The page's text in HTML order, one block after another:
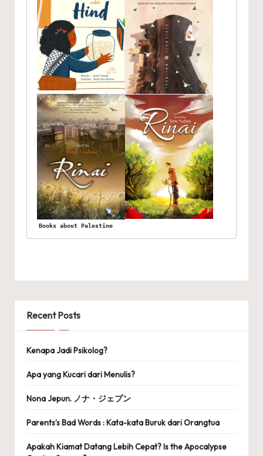
Books about Palestine
Recent Posts
Kenapa Jadi Psikolog?
Apa yang Kucari dari Menulis?
Nona Jepun. ノナ・ジェプン
Parents’s Bad Words : Kata-kata Buruk dari Orangtua
Apakah Kiamat Datang Lebih Cepat? Is the Apocalypse